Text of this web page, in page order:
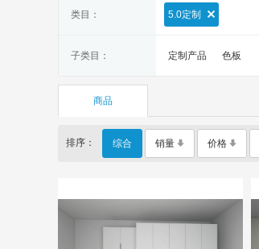
类目： 5.0定制
子类目： 定制产品 色板
商品
排序： 综合 销量 价格